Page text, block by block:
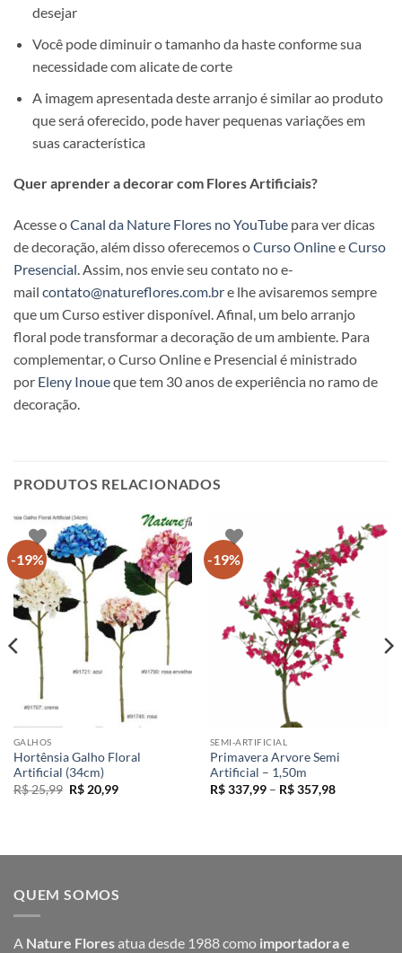
desejar
Você pode diminuir o tamanho da haste conforme sua
necessidade com alicate de corte
A imagem apresentada deste arranjo é similar ao produto
que será oferecido, pode haver pequenas variações em
suas característica
Quer aprender a decorar com Flores Artificiais?
Acesse oCanal da Nature Flores no YouTube para ver dicas
de decoração, além disso oferecemos oCurso OnlineeCurso
Presencial. Assim, nos envie seu contato no e-
mail contato@natureflores.com.bre lhe avisaremos sempre
que um Curso estiver disponível. Afinal, um belo arranjo
floral pode transformar a decoração de um ambiente. Para
complementar, o Curso Online e Presencial é ministrado
por Eleny Inoueque tem 30 anos de experiência no ramo de
decoração.
PRODUTOS RELACIONADOS
-19%
GALHOS
Hortênsia Galho Floral
Artificial (34cm)
R$25,99 O
preço
R$20,99O
-19%
SEMI-ARTIFICIAL
Primavera Arvore Semi
Artificial – 1,50m
R$337,99 – R$357,98Faixa
QUEM SOMOS
A Nature Floresatua desde 1988 como importadora e